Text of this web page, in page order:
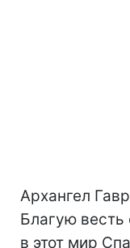
Архангел
Благую весть
в этот мир